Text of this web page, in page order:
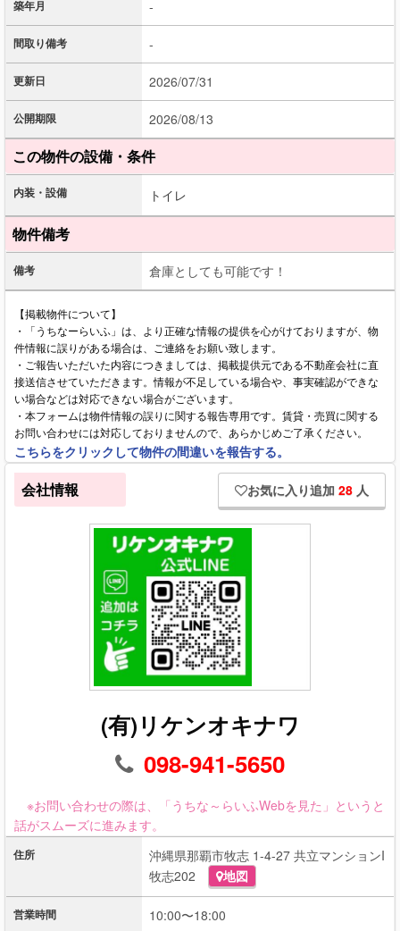
築年月 -
間取り備考 -
更新日 2026/07/31
公開期限 2026/08/13
この物件の設備・条件
内装・設備 トイレ
物件備考
備考 倉庫としても可能です！
【掲載物件について】
・「うちなーらいふ」は、より正確な情報の提供を心がけておりますが、物
件情報に誤りがある場合は、ご連絡をお願い致します。
・ご報告いただいた内容につきましては、掲載提供元である不動産会社に直
接送信させていただきます。情報が不足している場合や、事実確認ができな
い場合などは対応できない場合がございます。
・本フォームは物件情報の誤りに関する報告専用です。賃貸・売買に関する
お問い合わせには対応しておりませんので、あらかじめご了承ください。
こちらをクリックして物件の間違いを報告する。
会社情報 お気に入り追加 28 人
(有)リケンオキナワ
098-941-5650
※お問い合わせの際は、「うちな～らいふWebを見た」というと
話がスムーズに進みます。
住所
沖縄県那覇市牧志 1-4-27 共立マンションI
牧志202
地図
営業時間 10:00〜18:00